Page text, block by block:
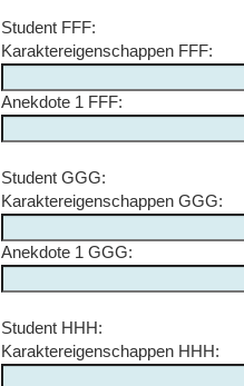
Student FFF:
Karaktereigenschappen FFF:
Anekdote 1 FFF:
Student GGG:
Karaktereigenschappen GGG:
Anekdote 1 GGG:
Student HHH:
Karaktereigenschappen HHH: